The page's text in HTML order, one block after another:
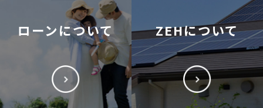
ローンについて ZEHについて